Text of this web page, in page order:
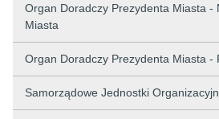
Organ Doradczy Prezydenta Miasta -
Miasta
Organ Doradczy Prezydenta Miasta -
Samorządowe Jednostki